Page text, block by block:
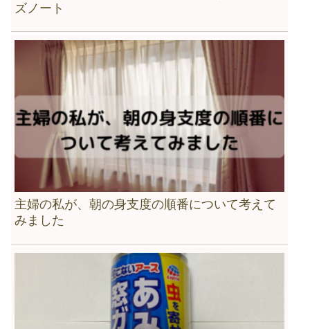
ズノート
主婦の私が、朝の身支度の順番について考えて
みました